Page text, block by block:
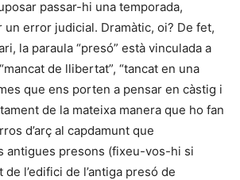
passar-hi una temporada,
error judicial. Dramàtic, oi? De fet,
la paraula “presó” està vinculada a
de llibertat”, “tancat en una
que ens porten a pensar en càstig i
de la mateixa manera que ho fan
d’arç al capdamunt que
antigues presons (fixeu-vos-hi si
l’edifici de l’antiga presó de